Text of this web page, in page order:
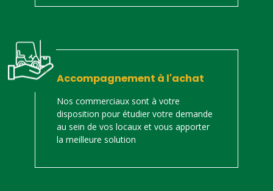
Accompagnement à l'achat
Nos commerciaux sont à votre
disposition pour étudier votre demande
au sein de vos locaux et vous apporter
la meilleure solution